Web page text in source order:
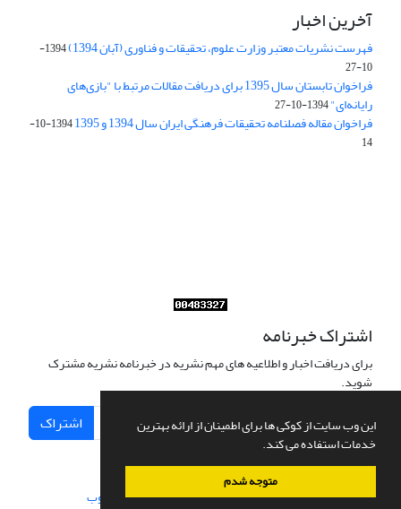
این وب سایت از کوکی ها برای اطمینان از ارائه بهترین
خدمات استفاده می کند.
متوجه شدم
آخرین اخبار
فهرست نشریات معتبر وزارت علوم، تحقیقات و فناوری (آبان 1394)
1394-
10-27
فراخوان تابستان سال 1395 برای دریافت مقالات مرتبط با "بازی‌های
رایانه‌ای"1394-10-27
فراخوان مقاله فصلنامه تحقیقات فرهنگی ایران سال 1394 و 1395
1394-10-
14
اشتراک خبرنامه
برای دریافت اخبار و اطلاعیه های مهم نشریه در خبرنامه نشریه مشترک
شوید.
اشتراک
سامانه مدیریت نشریات علمی.طراحی و پیاده سازی از سیناوب